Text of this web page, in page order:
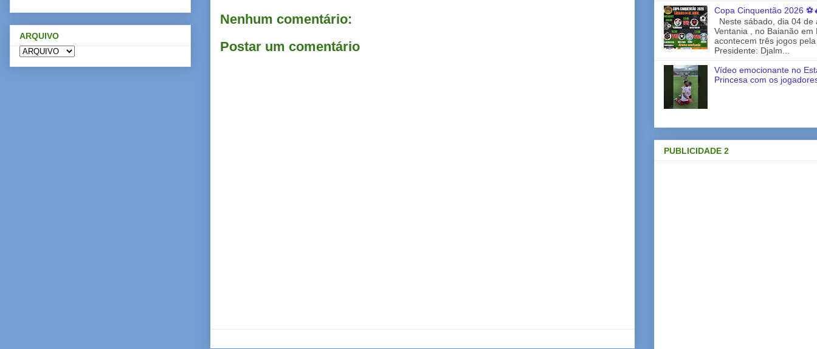
Nenhum comentário:
Postar um comentário
ARQUIVO
Copa Cinquentão 2026
Neste sábado, dia 04 de
Ventania , no Baianão em
acontecem três jogos
Presidente: Djalm...
Vídeo emocionante no
Princesa com os
PUBLICIDADE 2